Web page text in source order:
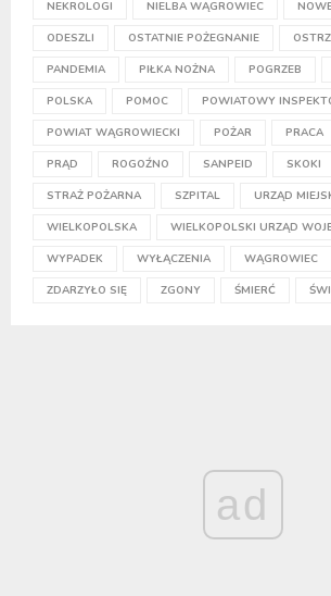
NEKROLOGI NIELBA WĄGROWIEC
ODESZLI OSTATNIE POŻEGNANIE
PANDEMIA PIŁKA NOŻNA POGRZEB
POLSKA POMOC POWIATOWY
POWIAT WĄGROWIECKI POŻAR PRACA
PRĄD ROGOŹNO SANPEID SKOKI
STRAŻ POŻARNA SZPITAL URZĄD
WIELKOPOLSKA WIELKOPOLSKI URZĄD
WYPADEK WYŁĄCZENIA WĄGROWIEC
ZDARZYŁO SIĘ ZGONY ŚMIERĆ
ad